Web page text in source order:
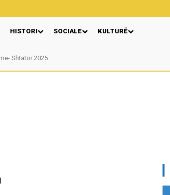
HISTORI SOCIALE KULTURË
Shtator 2025